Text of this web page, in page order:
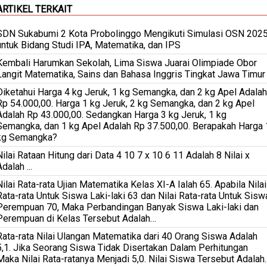
TERKAIT
Sukabumi 2 Kota Probolinggo Mengikuti Simulasi OSN 2025
Bidang Studi IPA, Matematika, dan IPS
Harumkan Sekolah, Lima Siswa Juarai Olimpiade Obor
Matematika, Sains dan Bahasa Inggris Tingkat Jawa Timur
Harga 4 kg Jeruk, 1 kg Semangka, dan 2 kg Apel Adalah
54.000,00. Harga 1 kg Jeruk, 2 kg Semangka, dan 2 kg Apel
Rp 43.000,00. Sedangkan Harga 3 kg Jeruk, 1 kg
dan 1 kg Apel Adalah Rp 37.500,00. Berapakah Harga
Semangka?
Rataan Hitung dari Data 4 10 7 x 10 6 11 Adalah 8 Nilai x
...
Rata-rata Ujian Matematika Kelas XI-A Ialah 65. Apabila Nilai
rata Untuk Siswa Laki-laki 63 dan Nilai Rata-rata Untuk
70, Maka Perbandingan Banyak Siswa Laki-laki dan
di Kelas Tersebut Adalah…
rata Nilai Ulangan Matematika dari 40 Orang Siswa Adalah
Jika Seorang Siswa Tidak Disertakan Dalam Perhitungan
Nilai Rata-ratanya Menjadi 5,0. Nilai Siswa Tersebut